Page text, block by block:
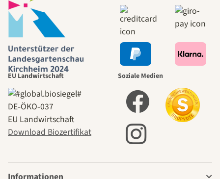
EU Landwirtschaft
DE‑ÖKO‑037
EU Landwirtschaft
Download Biozertifikat
Soziale Medien